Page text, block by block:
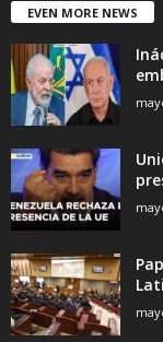
EVEN MORE NEWS